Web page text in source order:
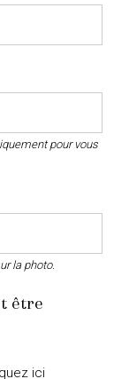
pour vous
la photo.
être
ici